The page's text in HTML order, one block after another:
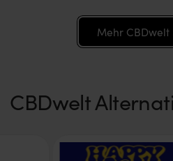
Mehr CBDwelt
CBDwelt